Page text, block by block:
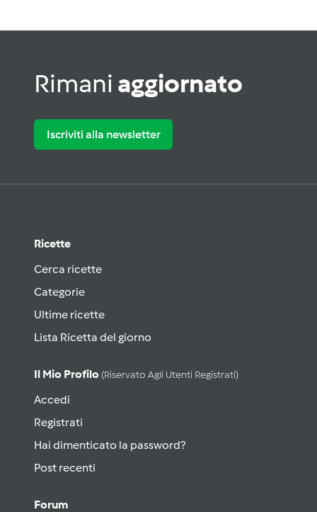
Rimani aggiornato
Iscriviti alla newsletter
Ricette
Cerca ricette
Categorie
Ultime ricette
Lista Ricetta del giorno
Il Mio Profilo (riservato Agli Utenti Registrati)
Accedi
Registrati
Hai dimenticato la password?
Post recenti
Forum